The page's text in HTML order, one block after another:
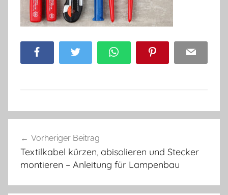
Facebook Twitter WhatsApp Pinterest Email
Vorheriger Beitrag
Textilkabel kürzen, abisolieren und Stecker
montieren – Anleitung für Lampenbau